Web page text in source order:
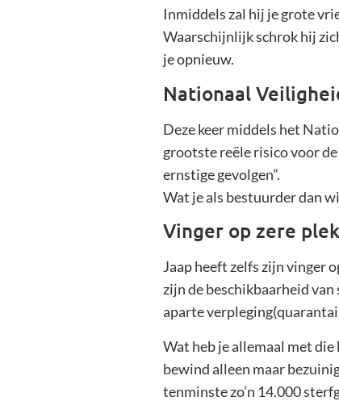
Inmiddels zal hij je grote
Waarschijnlijk schrok hij
je opnieuw.
Nationaal
Deze keer middels het
grootste reële risico voor
ernstige gevolgen”.
Wat je als bestuurder dan
Vinger op zere plek
Jaap heeft zelfs zijn vinger
zijn de beschikbaarheid
aparte
Wat heb je allemaal met
bewind alleen maar
tenminste zo’n 14.000